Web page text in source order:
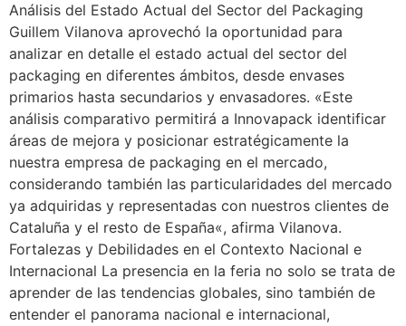
Análisis del Estado Actual del Sector del Packaging
Guillem Vilanova aprovechó la oportunidad para
analizar en detalle el estado actual del sector del
packaging en diferentes ámbitos, desde envases
primarios hasta secundarios y envasadores. «Este
análisis comparativo permitirá a Innovapack identificar
áreas de mejora y posicionar estratégicamente la
nuestra empresa de packaging en el mercado,
considerando también las particularidades del mercado
ya adquiridas y representadas con nuestros clientes de
Cataluña y el resto de España«, afirma Vilanova.
Fortalezas y Debilidades en el Contexto Nacional e
Internacional La presencia en la feria no solo se trata de
aprender de las tendencias globales, sino también de
entender el panorama nacional e internacional,